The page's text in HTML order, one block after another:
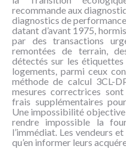
CONTACT
recommande aux
diagnostics de
datant d’avant 1975,
par des transactions
remontées de terrain,
détectés sur les
logements, parmi ceux
méthode de calcul 3CL-
mesures correctrices
frais supplémentaires
Une impossibilité
rendre impossible la
l’immédiat. Les vendeurs
qu’en informer leurs